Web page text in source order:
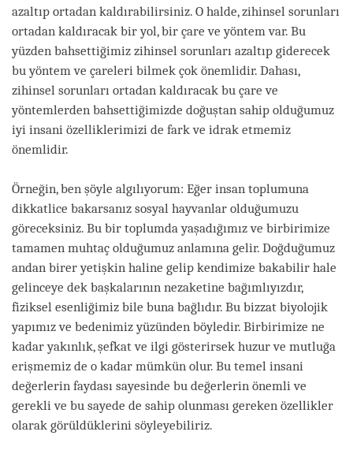
azaltıp ortadan kaldırabilirsiniz. O halde, zihinsel sorunları
ortadan kaldıracak bir yol, bir çare ve yöntem var. Bu
yüzden bahsettiğimiz zihinsel sorunları azaltıp giderecek
bu yöntem ve çareleri bilmek çok önemlidir. Dahası,
zihinsel sorunları ortadan kaldıracak bu çare ve
yöntemlerden bahsettiğimizde doğuştan sahip olduğumuz
iyi insani özelliklerimizi de fark ve idrak etmemiz
önemlidir.
Örneğin, ben şöyle algılıyorum: Eğer insan toplumuna
dikkatlice bakarsanız sosyal hayvanlar olduğumuzu
göreceksiniz. Bu bir toplumda yaşadığımız ve birbirimize
tamamen muhtaç olduğumuz anlamına gelir. Doğduğumuz
andan birer yetişkin haline gelip kendimize bakabilir hale
gelinceye dek başkalarının nezaketine bağımlıyızdır,
fiziksel esenliğimiz bile buna bağlıdır. Bu bizzat biyolojik
yapımız ve bedenimiz yüzünden böyledir. Birbirimize ne
kadar yakınlık, şefkat ve ilgi gösterirsek huzur ve mutluğa
erişmemiz de o kadar mümkün olur. Bu temel insani
değerlerin faydası sayesinde bu değerlerin önemli ve
gerekli ve bu sayede de sahip olunması gereken özellikler
olarak görüldüklerini söyleyebiliriz.